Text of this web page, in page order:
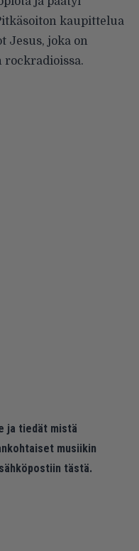
kaupittelua
Jesus, joka on
rockradioissa.
ja tiedät mistä
musiikin
tästä.